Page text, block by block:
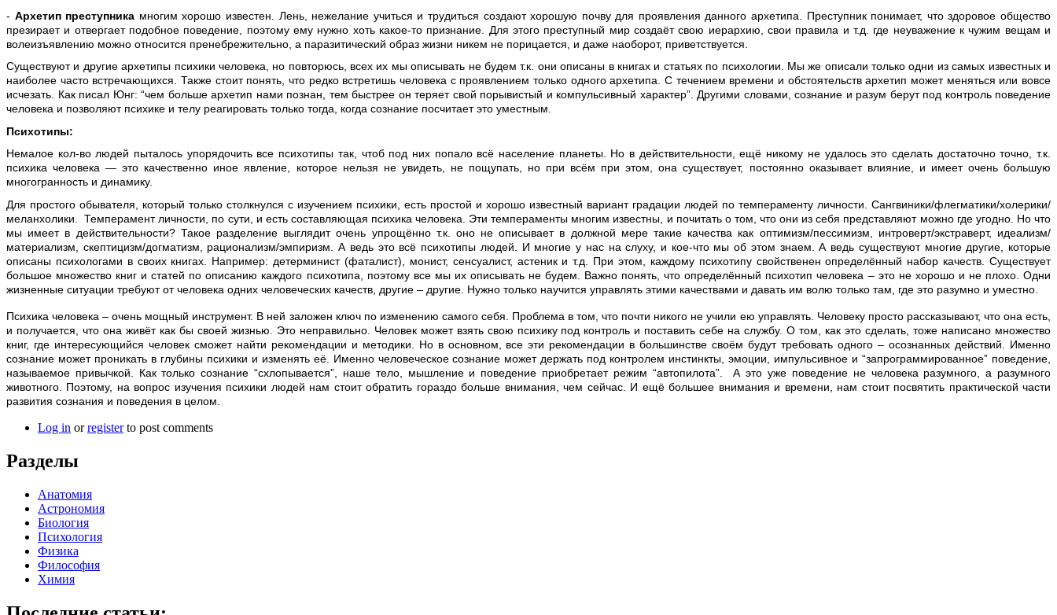
- Архетип преступника многим хорошо известен. Лень, нежелание учиться и трудиться создают хорошую почву для проявления данного архетипа. Преступник понимает, что здоровое общество
презирает и отвергает подобное поведение, поэтому ему нужно хоть какое-то признание. Для этого преступный мир создаёт свою иерархию, свои правила и т.д. где неуважение к чужим вещам и
волеизъявлению можно относится пренебрежительно, а паразитический образ жизни никем не порицается, и даже наоборот, приветствуется.
Существуют и другие архетипы психики человека, но повторюсь, всех их мы описывать не будем т.к. они описаны в книгах и статьях по психологии. Мы же описали только одни из самых известных и
наиболее часто встречающихся. Также стоит понять, что редко встретишь человека с проявлением только одного архетипа. С течением времени и обстоятельств архетип может меняться или вовсе
исчезать. Как писал Юнг: “чем больше архетип нами познан, тем быстрее он теряет свой порывистый и компульсивный характер”. Другими словами, сознание и разум берут под контроль поведение
человека и позволяют психике и телу реагировать только тогда, когда сознание посчитает это уместным.
Психотипы:
Немалое кол-во людей пыталось упорядочить все психотипы так, чтоб под них попало всё население планеты. Но в действительности, ещё никому не удалось это сделать достаточно точно, т.к.
психика человека — это качественно иное явление, которое нельзя не увидеть, не пощупать, но при всём при этом, она существует, постоянно оказывает влияние, и имеет очень большую
многогранность и динамику.
Для простого обывателя, который только столкнулся с изучением психики, есть простой и хорошо известный вариант градации людей по темпераменту личности. Сангвиники/флегматики/холерики/
меланхолики. Темперамент личности, по сути, и есть составляющая психика человека. Эти темпераменты многим известны, и почитать о том, что они из себя представляют можно где угодно. Но что
мы имеет в действительности? Такое разделение выглядит очень упрощённо т.к. оно не описывает в должной мере такие качества как оптимизм/пессимизм, интроверт/экстраверт, идеализм/
материализм, скептицизм/догматизм, рационализм/эмпиризм. А ведь это всё психотипы людей. И многие у нас на слуху, и кое-что мы об этом знаем. А ведь существуют многие другие, которые
описаны психологами в своих книгах. Например: детерминист (фаталист), монист, сенсуалист, астеник и т.д. При этом, каждому психотипу свойственен определённый набор качеств. Существует
большое множество книг и статей по описанию каждого психотипа, поэтому все мы их описывать не будем. Важно понять, что определённый психотип человека – это не хорошо и не плохо. Одни
жизненные ситуации требуют от человека одних человеческих качеств, другие – другие. Нужно только научится управлять этими качествами и давать им волю только там, где это разумно и уместно.
Психика человека – очень мощный инструмент. В ней заложен ключ по изменению самого себя. Проблема в том, что почти никого не учили ею управлять. Человеку просто рассказывают, что она есть,
и получается, что она живёт как бы своей жизнью. Это неправильно. Человек может взять свою психику под контроль и поставить себе на службу. О том, как это сделать, тоже написано множество
книг, где интересующийся человек сможет найти рекомендации и методики. Но в основном, все эти рекомендации в большинстве своём будут требовать одного – осознанных действий. Именно
сознание может проникать в глубины психики и изменять её. Именно человеческое сознание может держать под контролем инстинкты, эмоции, импульсивное и “запрограммированное” поведение,
называемое привычкой. Как только сознание “схлопывается”, наше тело, мышление и поведение приобретает режим “автопилота”. А это уже поведение не человека разумного, а разумного
животного. Поэтому, на вопрос изучения психики людей нам стоит обратить гораздо больше внимания, чем сейчас. И ещё большее внимания и времени, нам стоит посвятить практической части
развития сознания и поведения в целом.
Log in orregisterto post comments
Разделы
Анатомия
Астрономия
Биология
Психология
Физика
Философия
Химия